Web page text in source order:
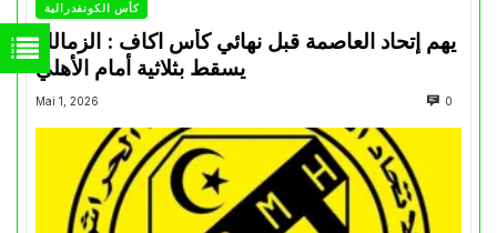
كأس الكونفدرالية
يهم إتحاد العاصمة قبل نهائي كأس اكاف : الزمالك
Mai 1, 2026 0